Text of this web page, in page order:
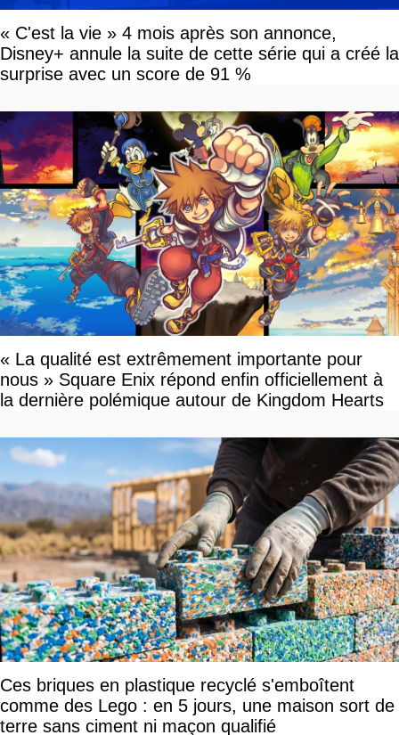
« C'est la vie » 4 mois après son annonce,
Disney+ annule la suite de cette série qui a créé la
surprise avec un score de 91 %
« La qualité est extrêmement importante pour
nous » Square Enix répond enfin officiellement à
la dernière polémique autour de Kingdom Hearts
Ces briques en plastique recyclé s'emboîtent
comme des Lego : en 5 jours, une maison sort de
terre sans ciment ni maçon qualifié